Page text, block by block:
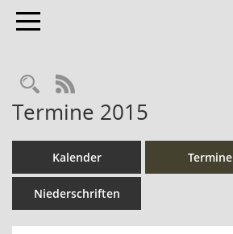
Toggle navigation
Rechercheauswahl
RSS-Feed
Termine 2015
Kalender Termine
Niederschriften